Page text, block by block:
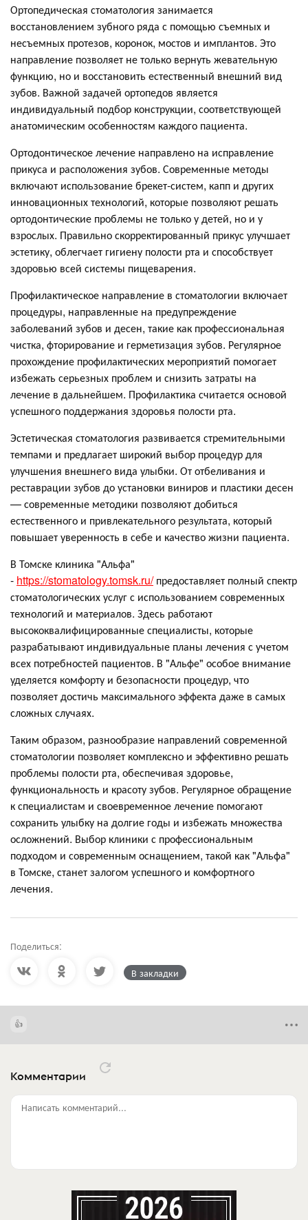
Ортопедическая стоматология занимается
восстановлением зубного ряда с помощью съемных и
несъемных протезов, коронок, мостов и имплантов. Это
направление позволяет не только вернуть жевательную
функцию, но и восстановить естественный внешний вид
зубов. Важной задачей ортопедов является
индивидуальный подбор конструкции, соответствующей
анатомическим особенностям каждого пациента.
Ортодонтическое лечение направлено на исправление
прикуса и расположения зубов. Современные методы
включают использование брекет-систем, капп и других
инновационных технологий, которые позволяют решать
ортодонтические проблемы не только у детей, но и у
взрослых. Правильно скорректированный прикус улучшает
эстетику, облегчает гигиену полости рта и способствует
здоровью всей системы пищеварения.
Профилактическое направление в стоматологии включает
процедуры, направленные на предупреждение
заболеваний зубов и десен, такие как профессиональная
чистка, фторирование и герметизация зубов. Регулярное
прохождение профилактических мероприятий помогает
избежать серьезных проблем и снизить затраты на
лечение в дальнейшем. Профилактика считается основой
успешного поддержания здоровья полости рта.
Эстетическая стоматология развивается стремительными
темпами и предлагает широкий выбор процедур для
улучшения внешнего вида улыбки. От отбеливания и
реставрации зубов до установки виниров и пластики десен
— современные методики позволяют добиться
естественного и привлекательного результата, который
повышает уверенность в себе и качество жизни пациента.
В Томске клиника "Альфа"
- https://stomatology.tomsk.ru/предоставляет полный спектр
стоматологических услуг с использованием современных
технологий и материалов. Здесь работают
высококвалифицированные специалисты, которые
разрабатывают индивидуальные планы лечения с учетом
всех потребностей пациентов. В "Альфе" особое внимание
уделяется комфорту и безопасности процедур, что
позволяет достичь максимального эффекта даже в самых
сложных случаях.
Таким образом, разнообразие направлений современной
стоматологии позволяет комплексно и эффективно решать
проблемы полости рта, обеспечивая здоровье,
функциональность и красоту зубов. Регулярное обращение
к специалистам и своевременное лечение помогают
сохранить улыбку на долгие годы и избежать множества
осложнений. Выбор клиники с профессиональным
подходом и современным оснащением, такой как "Альфа"
в Томске, станет залогом успешного и комфортного
лечения.
Поделиться:
В закладки
Комментарии
Написать комментарий...